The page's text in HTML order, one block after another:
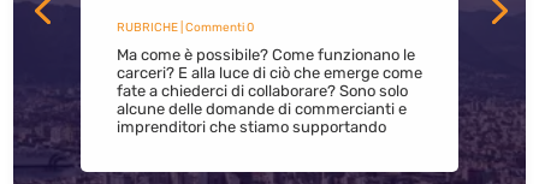
RUBRICHE| Commenti 0
Ma come è possibile? Come funzionano le
carceri? E alla luce di ciò che emerge come
fate a chiederci di collaborare? Sono solo
alcune delle domande di commercianti e
imprenditori che stiamo supportando